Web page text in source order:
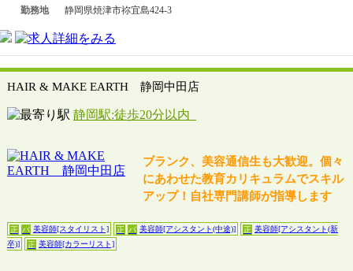
勤務地 静岡県焼津市祢宜島424-3
HAIR & MAKE EARTH 静岡中田店
静岡駅:徒歩20分以内
ブランク、美容通信生も大歓迎。個々
にあわせた教育カリキュラムでスキル
アップ！自社専門講師が指導します
正 パ 美容師[スタイリスト] 正 パ 美容師[アシスタント(中途)] 正 美容師[アシスタント(新
卒)]
正 美容師[カラーリスト]